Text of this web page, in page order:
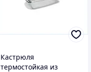
Кастрюля
термостойкая из